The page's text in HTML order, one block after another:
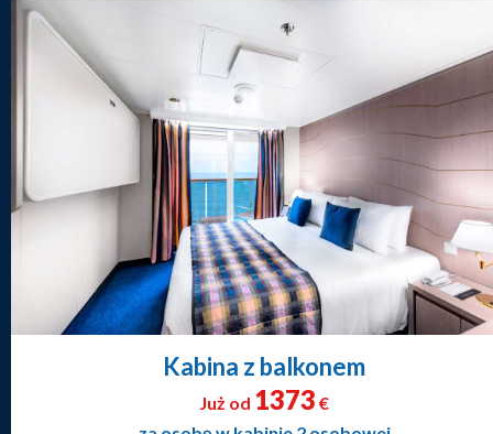
Kabina z balkonem
Już od 1373 €